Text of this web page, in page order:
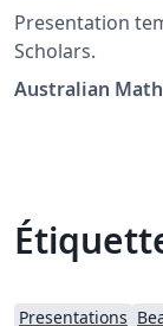
Presentation
Scholars.
Australian
Presentations